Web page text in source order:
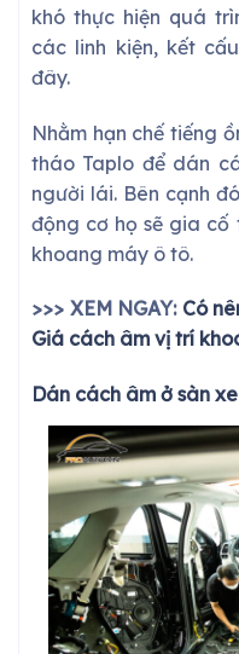
khó thực hiện quá
các linh kiện, kết
đây.
Nhằm hạn chế tiếng
tháo Taplo để dán
người lái. Bên cạnh
động cơ họ sẽ gia cố
khoang máy ô tô.
>>> XEM NGAY: Có
Giá cách âm vị trí
Dán cách âm ở sàn